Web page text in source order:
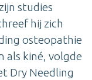
studies
hij zich
osteopathie
als kiné, volgde
Dry Needling